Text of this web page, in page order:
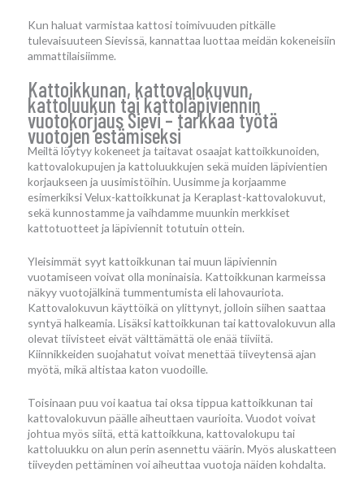
Kun haluat varmistaa kattosi toimivuuden pitkälle
tulevaisuuteen Sievissä, kannattaa luottaa meidän kokeneisiin
ammattilaisiimme.
Kattoikkunan, kattovalokuvun,
kattoluukun tai kattoläpiviennin
vuotokorjaus Sievi – tarkkaa työtä
vuotojen estämiseksi
Meiltä löytyy kokeneet ja taitavat osaajat kattoikkunoiden,
kattovalokupujen ja kattoluukkujen sekä muiden läpivientien
korjaukseen ja uusimistöihin. Uusimme ja korjaamme
esimerkiksi Velux-kattoikkunat ja Keraplast-kattovalokuvut,
sekä kunnostamme ja vaihdamme muunkin merkkiset
kattotuotteet ja läpiviennit totutuin ottein.
Yleisimmät syyt kattoikkunan tai muun läpiviennin
vuotamiseen voivat olla moninaisia. Kattoikkunan karmeissa
näkyy vuotojälkinä tummentumista eli lahovauriota.
Kattovalokuvun käyttöikä on ylittynyt, jolloin siihen saattaa
syntyä halkeamia. Lisäksi kattoikkunan tai kattovalokuvun alla
olevat tiivisteet eivät välttämättä ole enää tiiviitä.
Kiinnikkeiden suojahatut voivat menettää tiiveytensä ajan
myötä, mikä altistaa katon vuodoille.
Toisinaan puu voi kaatua tai oksa tippua kattoikkunan tai
kattovalokuvun päälle aiheuttaen vaurioita. Vuodot voivat
johtua myös siitä, että kattoikkuna, kattovalokupu tai
kattoluukku on alun perin asennettu väärin. Myös aluskatteen
tiiveyden pettäminen voi aiheuttaa vuotoja näiden kohdalta.